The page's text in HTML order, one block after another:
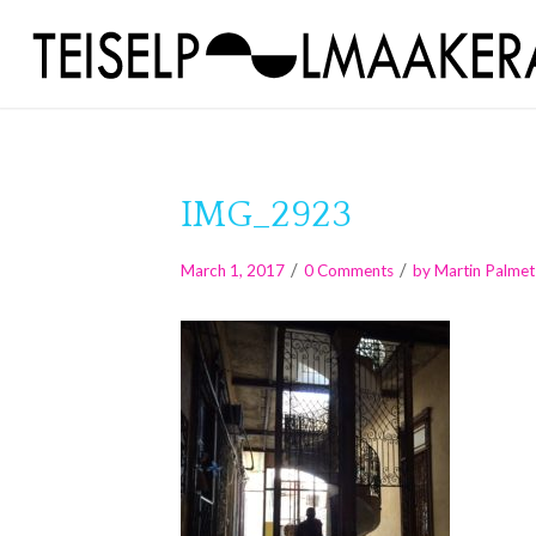
IMG_2923
March 1, 2017 / 0 Comments / byMartin Palmet